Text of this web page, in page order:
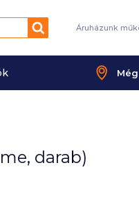
Keresés Áruházunk
darab)